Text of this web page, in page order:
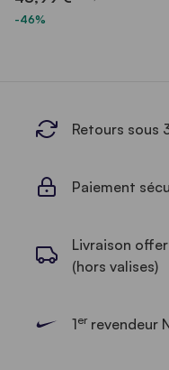
-46%
Retours sous
Paiement
Livraison
(hors valises)
1errevendeur